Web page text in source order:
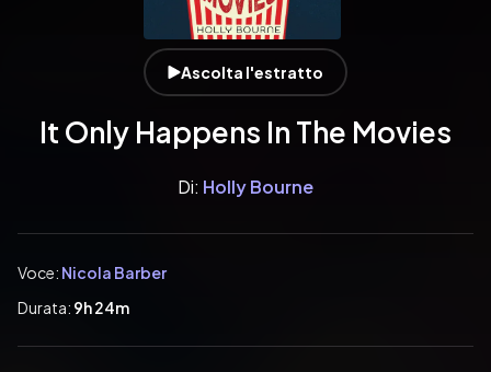
Ascolta l'estratto
It Only Happens In The Movies
Di: Holly Bourne
Voce: Nicola Barber
Durata: 9h 24m